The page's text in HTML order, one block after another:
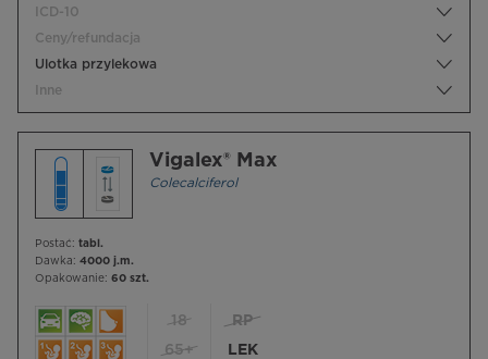
ICD-10
Ceny/refundacja
Ulotka przylekowa
Inne
Vigalex® Max
Colecalciferol
Postać: tabl.
Dawka: 4000 j.m.
Opakowanie: 60 szt.
18
65+
RP
LEK